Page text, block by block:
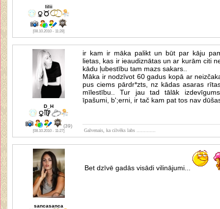
lilii
[08.10.2010 - 11:28]
D_H
(39)
[08.10.2010 - 11:27]
ir kam ir māka palikt un būt par kāju
lietas, kas ir ieaudiznātas un ar kurām citi
kādu ļubestību tam mazs sakars..
Māka ir nodzīvot 60 gadus kopā ar
pus ciems pārdr*zts, nz kādas asaras
mīlestību.. Tur jau tad tālāk
īpašumi, b';erni, ir tač kam pat tos nav
Galvenais, ka cilvēks labs .............
sancasanca
Bet dzīvē gadās visādi vilinājumi...